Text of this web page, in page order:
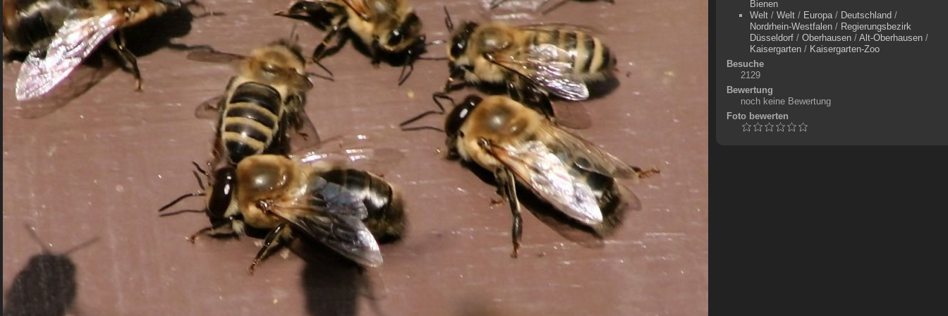
Bienen
Welt/ Welt/ Europa/ Deutschland /
Nordrhein-Westfalen/ Regierungsbezirk
Düsseldorf/ Oberhausen/ Alt-Oberhausen/
Kaisergarten/ Kaisergarten-Zoo
Besuche
2129
Bewertung
noch keine Bewertung
Foto bewerten